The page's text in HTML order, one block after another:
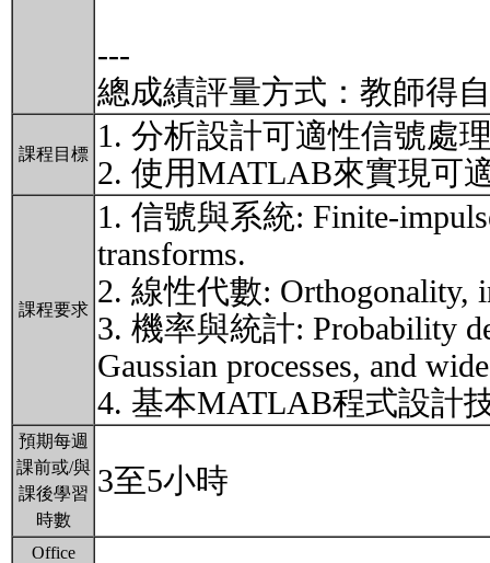
---
總成績評量方式：教師得
課程目標
1. 分析設計可適性信號處
2. 使用MATLAB來實現可
課程要求
1. 信號與系統: Finite-
transforms.
2. 線性代數: Orthogonality,
3. 機率與統計: Probability
Gaussian processes, and
4. 基本MATLAB程式設計
預期每週
課前或/與
課後學習
時數
3至5小時
Office